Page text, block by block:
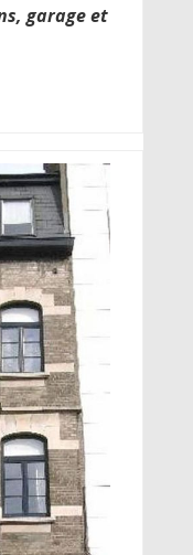
garage et